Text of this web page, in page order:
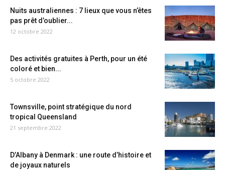
Nuits australiennes : 7 lieux que vous n’êtes
pas prêt d’oublier...
12 octobre 2022
Des activités gratuites à Perth, pour un été
coloré et bien...
5 octobre 2022
Townsville, point stratégique du nord
tropical Queensland
21 septembre 2022
D’Albany à Denmark : une route d’histoire et
de joyaux naturels